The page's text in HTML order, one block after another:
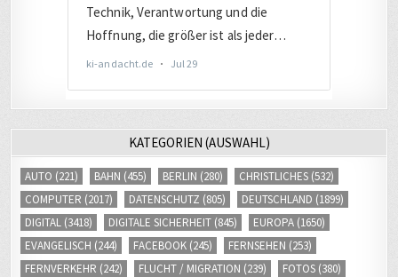
KATEGORIEN (AUSWAHL)
AUTO (221) BAHN (455) BERLIN (280) CHRISTLICHES (532)
COMPUTER (2017) DATENSCHUTZ (805) DEUTSCHLAND (1899)
DIGITAL (3418) DIGITALE SICHERHEIT (845) EUROPA (1650)
EVANGELISCH (244) FACEBOOK (245) FERNSEHEN (253)
FERNVERKEHR (242) FLUCHT / MIGRATION (239) FOTOS (380)